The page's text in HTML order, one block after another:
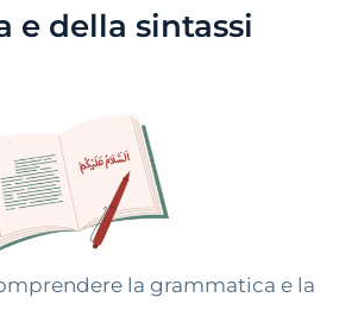
e della sintassi
la grammatica e la